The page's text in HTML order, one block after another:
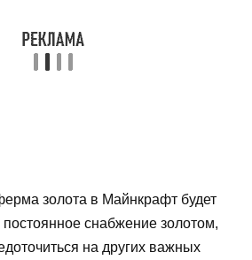
золота в Майнкрафт будет
снабжение золотом,
на других важных